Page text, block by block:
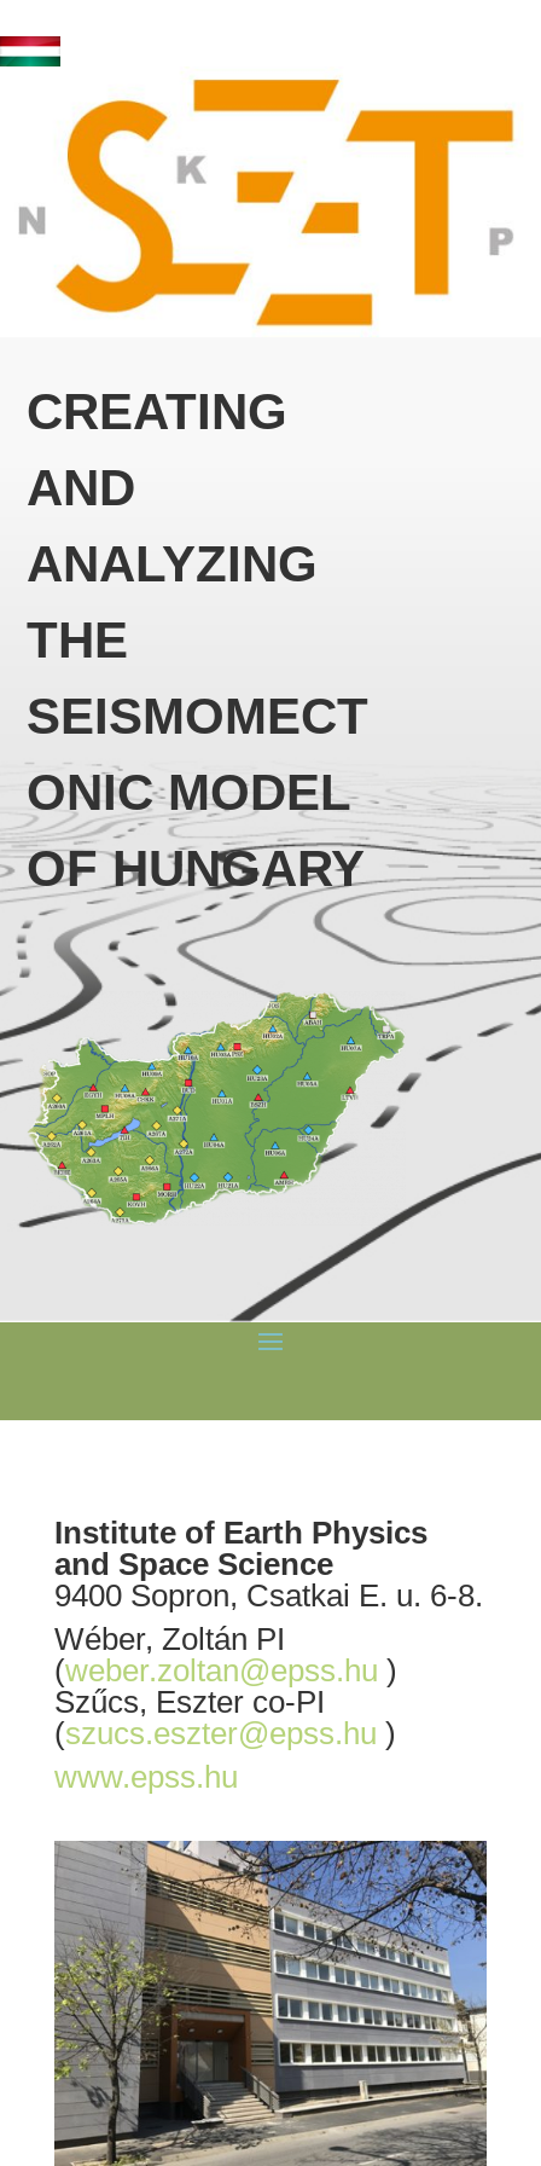
CREATING
AND
ANALYZING
THE
SEISMOMECT
ONIC MODEL
OF HUNGARY
Institute of Earth Physics
and Space Science
9400 Sopron, Csatkai E. u. 6-8.
Wéber, Zoltán PI
(weber.zoltan@epss.hu )
Szűcs, Eszter co-PI
(szucs.eszter@epss.hu )
www.epss.hu